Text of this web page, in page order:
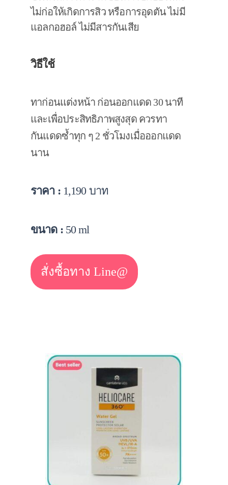
ไม่ก่อให้เกิดการสิว หรือการอุดตัน ไม่มี
แอลกอฮอล์ ไม่มีสารกันเสีย
วิธีใช้
ทาก่อนแต่งหน้า ก่อนออกแดด 30 นาที
และเพื่อประสิทธิภาพสูงสุด ควรทา
กันแดดซ้ำทุก ๆ 2 ชั่วโมงเมื่อออกแดด
นาน
ราคา :1,190 บาท
ขนาด :50 ml
สั่งซื้อทาง Line@